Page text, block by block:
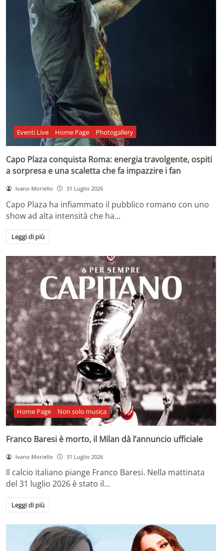
Eventi Live Home Page Photogallery
Capo Plaza conquista Roma: energia travolgente, ospiti
a sorpresa e una scaletta che fa impazzire i fan
Ivano Moriello 31 Luglio 2026
Capo Plaza ha infiammato il pubblico romano con uno
show ad alta intensità che ha…
Leggi di più
Home Page Non solo musica
Franco Baresi è morto, il Milan dà l’annuncio ufficiale
Ivano Moriello 31 Luglio 2026
Il calcio italiano piange Franco Baresi. Nella mattinata
del 31 luglio 2026 è stato il…
Leggi di più